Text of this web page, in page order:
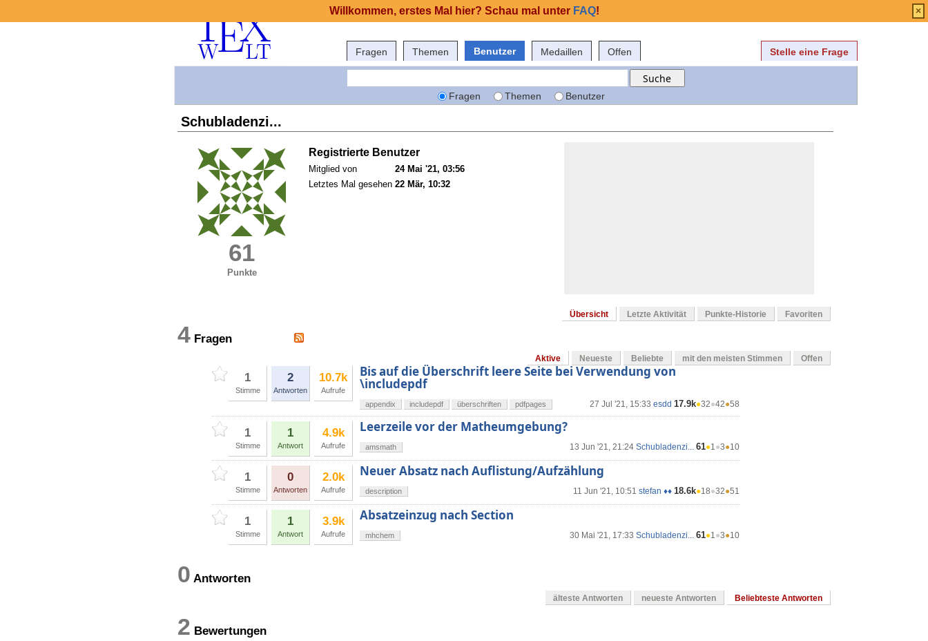
Fragen Themen Benutzer Medaillen Offen Stelle eine Frage
Fragen Themen Benutzer
Schubladenzi...
61
Punkte
Registrierte Benutzer
Mitglied von
24 Mai '21, 03:56
Letztes Mal gesehen 22 Mär, 10:32
Übersicht Letzte Aktivität Punkte-Historie Favoriten
4 Fragen
Aktive Neueste Beliebte mit den meisten Stimmen Offen
1
Stimme
2
Antworten
10.7k
Aufrufe
Bis auf die Überschrift leere Seite bei Verwendung von
\includepdf
27 Jul '21, 15:33 esdd 17.9k●32●42●58
appendix includepdf überschriften pdfpages
1
Stimme
1
Antwort
4.9k
Aufrufe
Leerzeile vor der Matheumgebung?
13 Jun '21, 21:24 Schubladenzi... 61●1●3●10
amsmath
1
Stimme
0
Antworten
2.0k
Aufrufe
Neuer Absatz nach Auflistung/Aufzählung
11 Jun '21, 10:51 stefan ♦♦ 18.6k●18●32●51
description
1
Stimme
1
Antwort
3.9k
Aufrufe
Absatzeinzug nach Section
30 Mai '21, 17:33 Schubladenzi... 61●1●3●10
mhchem
0 Antworten
älteste Antworten neueste Antworten Beliebteste Antworten
2 Bewertungen
Willkommen, erstes Mal hier? Schau mal unter FAQ! ×